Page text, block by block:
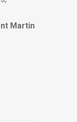
Martin